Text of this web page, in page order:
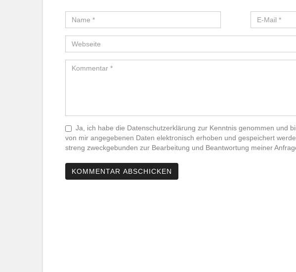
Ja, ich habe die Datenschutzerklärung zur Kenntnis genommen und
von mir angegebenen Daten elektronisch erhoben und gespeichert
streng zweckgebunden zur Bearbeitung und Beantwortung meiner